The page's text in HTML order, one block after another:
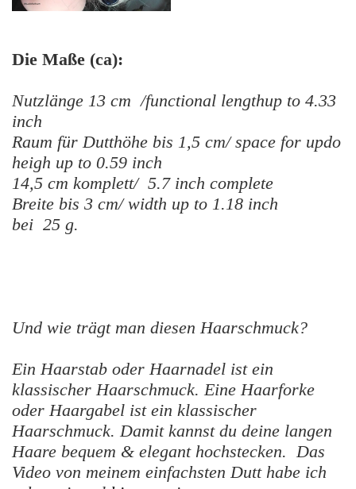
Die Maße (ca):
Nutzlänge 13 cm /functional lengthup to 4.33
inch
Raum für Dutthöhe bis 1,5 cm/ space for updo
heigh up to 0.59 inch
14,5 cm komplett/ 5.7 inch complete
Breite bis 3 cm/ width up to 1.18 inch
bei 25 g.
Und wie trägt man diesen Haarschmuck?
Ein Haarstab oder Haarnadel ist ein
klassischer Haarschmuck. Eine Haarforke
oder Haargabel ist ein klassischer
Haarschmuck. Damit kannst du deine langen
Haare bequem & elegant hochstecken. Das
Video von meinem einfachsten Dutt habe ich